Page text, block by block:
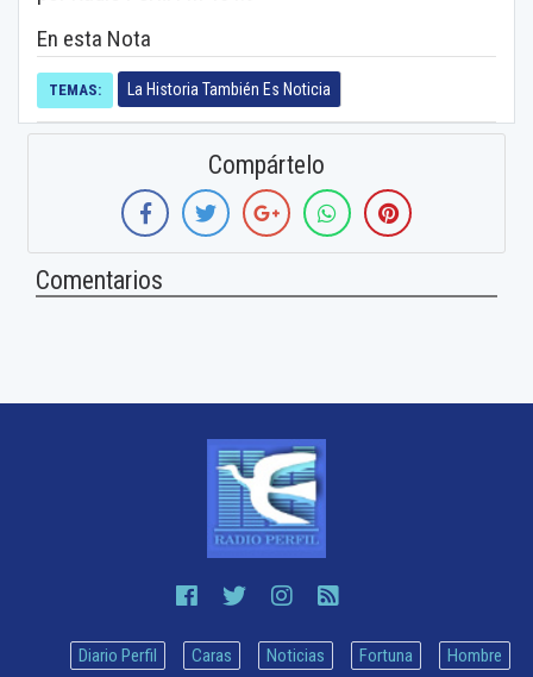
En esta Nota
TEMAS: La Historia También Es Noticia
Compártelo
Comentarios
Diario Perfil Caras Noticias Fortuna Hombre